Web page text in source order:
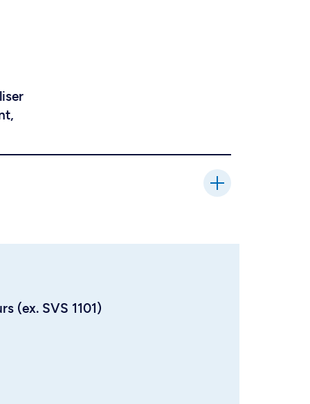
(ex. SVS 1101)